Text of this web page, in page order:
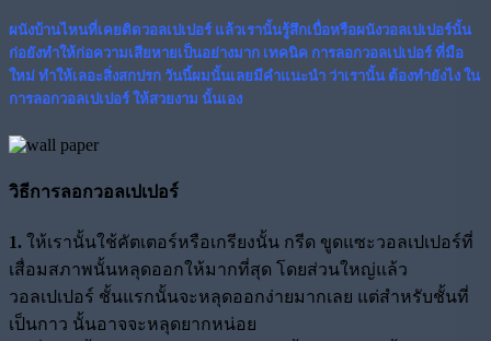
ผนังบ้านไหนที่เคยติดวอลเปเปอร์ แล้วเรานั้นรู้สึกเบื่อหรือผนังวอลเปเปอร์นั้น
ก่อยังทำให้ก่อความเสียหายเป็นอย่างมาก เทคนิค การลอกวอลเปเปอร์ ที่มือ
ใหม่ ทำให้เลอะสิ่งสกปรก วันนี้ผมนั้นเลยมีคำแนะนำ ว่าเรานั้น ต้องทำยังไง ใน
การลอกวอลเปเปอร์ ให้สวยงาม นั้นเอง
วิธีการลอกวอลเปเปอร์
1. ให้เรานั้นใช้คัตเตอร์หรือเกรียงนั้น กรีด ขูดแซะวอลเปเปอร์ที่
เสื่อมสภาพนั้นหลุดออกให้มากที่สุด โดยส่วนใหญ่แล้ว
วอลเปเปอร์ ชั้นแรกนั้นจะหลุดออกง่ายมากเลย แต่สำหรับชั้นที่
เป็นกาว นั้นอาจจะหลุดยากหน่อย